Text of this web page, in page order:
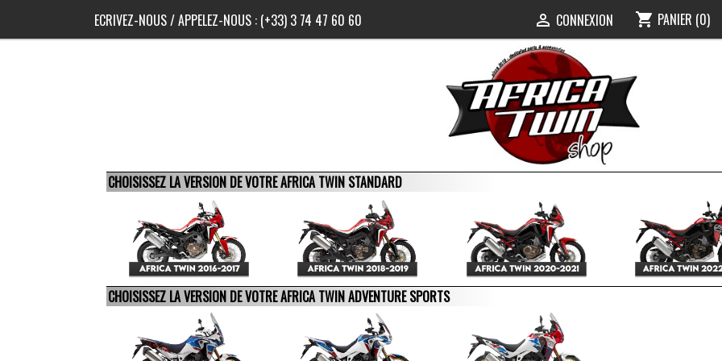
ECRIVEZ-NOUS/ APPELEZ-NOUS : (+33) 3 74 47 60 60  CONNEXION shopping_cart PANIER (0)
CHOISISSEZ LA VERSION DE VOTRE AFRICA TWIN STANDARD
CHOISISSEZ LA VERSION DE VOTRE AFRICA TWIN ADVENTURE SPORTS